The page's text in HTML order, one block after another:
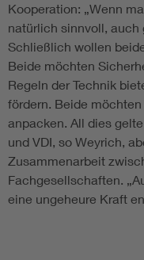
Kooperation: „Wenn
natürlich sinnvoll, auch
Schließlich wollen
Beide möchten
Regeln der Technik
fördern. Beide
anpacken. All dies
und VDI, so Weyrich,
Zusammenarbeit
Fachgesellschaften.
eine ungeheure Kraft